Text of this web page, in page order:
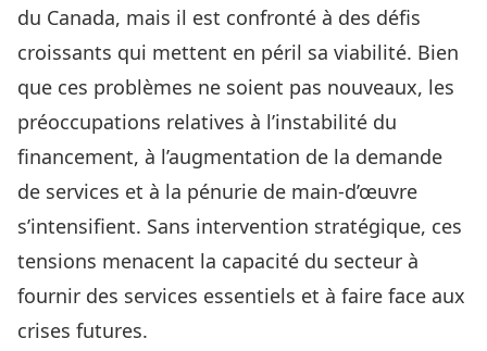
du Canada, mais il est confronté à des défis
croissants qui mettent en péril sa viabilité. Bien
que ces problèmes ne soient pas nouveaux, les
préoccupations relatives à l’instabilité du
financement, à l’augmentation de la demande
de services et à la pénurie de main-d’œuvre
s’intensifient. Sans intervention stratégique, ces
tensions menacent la capacité du secteur à
fournir des services essentiels et à faire face aux
crises futures.